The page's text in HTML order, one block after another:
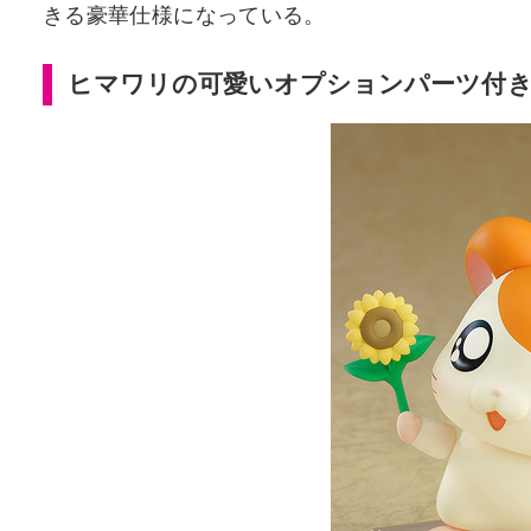
きる豪華仕様になっている。
ヒマワリの可愛いオプションパーツ付